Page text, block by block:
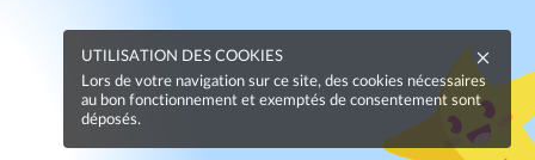
UTILISATION DES COOKIES
Lors de votre navigation sur ce site, des cookies nécessaires
au bon fonctionnement et exemptés de consentement sont
déposés.